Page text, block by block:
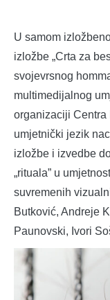
U samom
izložbe „Crta za
svojevrsnog
multimedijalnog
organizaciji Centra
umjetnički jezik
izložbe i izvedbe
„rituala” u
suvremenih
Butković, Andreje
Paunovski, Ivori